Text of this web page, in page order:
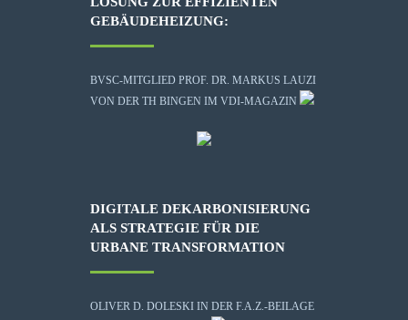
GEBÄUDEHEIZUNG:
BVSC-MITGLIED PROF. DR. MARKUS LAUZI
VON DER TH BINGEN IM VDI-MAGAZIN
DIGITALE DEKARBONISIERUNG
ALS STRATEGIE FÜR DIE
URBANE TRANSFORMATION
OLIVER D. DOLESKI IN DER F.A.Z.-BEILAGE